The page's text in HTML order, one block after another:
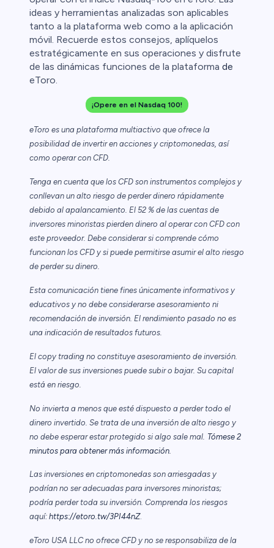
ideas y herramientas analizadas son aplicables
tanto a la plataforma web como a la aplicación
móvil. Recuerde estos consejos, aplíquelos
estratégicamente en sus operaciones y disfrute
de las dinámicas funciones de la plataforma de
eToro.
¡Opere en el Nasdaq 100!
eToro es una plataforma multiactivo que ofrece la
posibilidad de invertir en acciones y criptomonedas, así
como operar con CFD.
Tenga en cuenta que los CFD son instrumentos complejos y
conllevan un alto riesgo de perder dinero rápidamente
debido al apalancamiento. El 52 % de las cuentas de
inversores minoristas pierden dinero al operar con CFD con
este proveedor. Debe considerar si comprende cómo
funcionan los CFD y si puede permitirse asumir el alto riesgo
de perder su dinero.
Esta comunicación tiene fines únicamente informativos y
educativos y no debe considerarse asesoramiento ni
recomendación de inversión. El rendimiento pasado no es
una indicación de resultados futuros.
El copy trading no constituye asesoramiento de inversión.
El valor de sus inversiones puede subir o bajar. Su capital
está en riesgo.
No invierta a menos que esté dispuesto a perder todo el
dinero invertido. Se trata de una inversión de alto riesgo y
no debe esperar estar protegido si algo sale mal. Tómese 2
minutos para obtener más información.
Las inversiones en criptomonedas son arriesgadas y
podrían no ser adecuadas para inversores minoristas;
podría perder toda su inversión. Comprenda los riesgos
aquí: https://etoro.tw/3PI44nZ.
eToro USA LLC no ofrece CFD y no se responsabiliza de la